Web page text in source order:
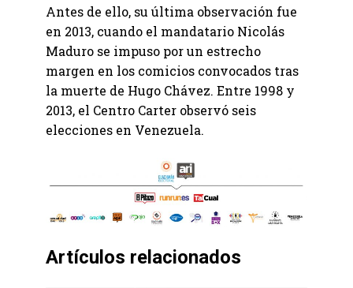
Antes de ello, su última observación fue
en 2013, cuando el mandatario Nicolás
Maduro se impuso por un estrecho
margen en los comicios convocados tras
la muerte de Hugo Chávez. Entre 1998 y
2013, el Centro Carter observó seis
elecciones en Venezuela.
Artículos relacionados